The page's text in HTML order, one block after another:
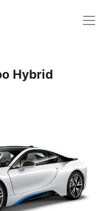
Hybrid